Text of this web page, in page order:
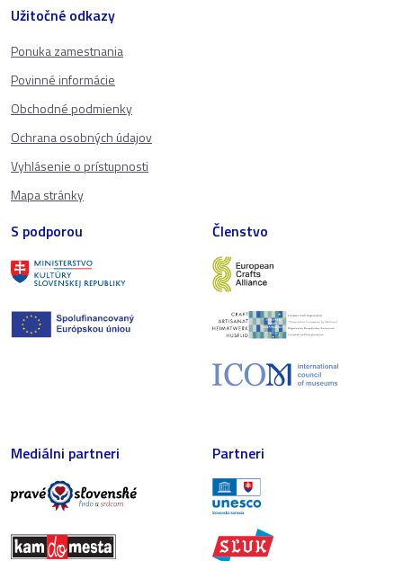
Užitočné odkazy
Ponuka zamestnania
Povinné informácie
Obchodné podmienky
Ochrana osobných údajov
Vyhlásenie o prístupnosti
Mapa stránky
S podporou Členstvo
Mediálni partneri Partneri